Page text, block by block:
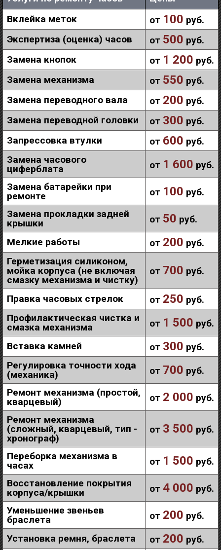
Вклейка меток
от 100 руб.
Экспертиза (оценка) часов
от 500 руб.
Замена кнопок
от 1 200 руб.
Замена механизма
от 550 руб.
Замена переводного вала
от 200 руб.
Замена переводной головки
от 300 руб.
Запрессовка втулки
от 600 руб.
Замена часового
циферблата
от 1 600 руб.
Замена батарейки при
ремонте
от 100 руб.
Замена прокладки задней
крышки
от 50 руб.
Мелкие работы
от 200 руб.
Герметизация силиконом,
мойка корпуса (не включая
смазку механизма и чистку)
от 700 руб.
Правка часовых стрелок от 250 руб.
Профилактическая чистка и
смазка механизма
от 1 500 руб.
Вставка камней
от 300 руб.
Регулировка точности хода
(механика)
от 700 руб.
Ремонт механизма (простой,
кварцевый)
от 2 000 руб.
Ремонт механизма
(сложный, кварцевый, тип -
хронограф)
от 3 500 руб.
Переборка механизма в
часах
от 1 500 руб.
Восстановление покрытия
корпуса/крышки
от 4 000 руб.
Уменьшение звеньев
браслета
от 200 руб.
Установка ремня, браслета
от 200 руб.